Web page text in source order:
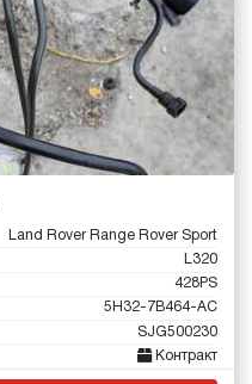
Land Rover Range Rover Sport
L320
428PS
5H32-7B464-AC
SJG500230
Контракт